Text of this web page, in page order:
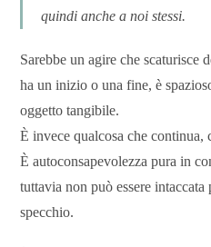
quindi anche a noi stessi.
Sarebbe un agire che scaturisce
ha un inizio o una fine, è
oggetto tangibile.
È invece qualcosa che continua,
È autoconsapevolezza pura in
tuttavia non può essere
specchio.